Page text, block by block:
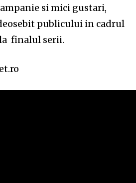
si mici gustari,
publicului in cadrul
finalul serii.